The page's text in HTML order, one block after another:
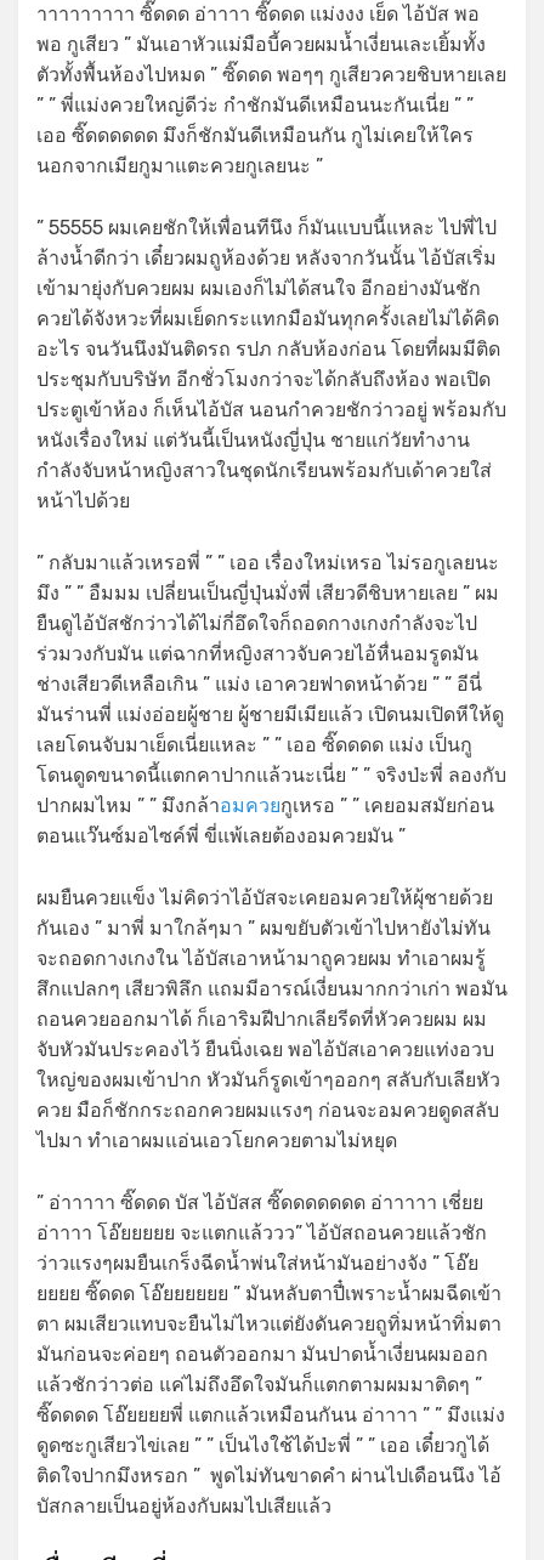
าาาาาาาาา ซิ๊ดดด อ่าาาา ซิ๊ดดด แม่งงง เย็ด ไอ้บัส พอ
พอ กูเสียว ” มันเอาหัวแม่มือบี้ควยผมน้ำเงี่ยนเละเยิ้มทั้ง
ตัวทั้งพื้นห้องไปหมด ” ซิ๊ดดด พอๆๆ กูเสียวควยชิบหายเลย
” ” พี่แม่งควยใหญ่ดีว่ะ กำชักมันดีเหมือนนะกันเนี่ย ” ”
เออ ซิ๊ดดดดดด มึงก็ชักมันดีเหมือนกัน กูไม่เคยให้ใคร
นอกจากเมียกูมาแตะควยกูเลยนะ ”
” 55555 ผมเคยชักให้เพื่อนทีนึง ก็มันแบบนี้แหละ ไปพี่ไป
ล้างน้ำดีกว่า เดี๋ยวผมถูห้องด้วย หลังจากวันนั้น ไอ้บัสเริ่ม
เข้ามายุ่งกับควยผม ผมเองก็ไม่ได้สนใจ อีกอย่างมันชัก
ควยได้จังหวะที่ผมเย็ดกระแทกมือมันทุกครั้งเลยไม่ได้คิด
อะไร จนวันนึงมันติดรถ รปภ กลับห้องก่อน โดยที่ผมมีติด
ประชุมกับบริษัท อีกชั่วโมงกว่าจะได้กลับถึงห้อง พอเปิด
ประตูเข้าห้อง ก็เห็นไอ้บัส นอนกำควยชักว่าวอยู่ พร้อมกับ
หนังเรื่องใหม่ แต่วันนี้เป็นหนังญี่ปุ่น ชายแก่วัยทำงาน
กำลังจับหน้าหญิงสาวในชุดนักเรียนพร้อมกับเด้าควยใส่
หน้าไปด้วย
” กลับมาแล้วเหรอพี่ ” ” เออ เรื่องใหม่เหรอ ไม่รอกูเลยนะ
มึง ” ” อืมมม เปลี่ยนเป็นญี่ปุ่นมั่งพี่ เสียวดีชิบหายเลย ” ผม
ยืนดูไอ้บัสชักว่าวได้ไม่กี่อึดใจก็ถอดกางเกงกำลังจะไป
ร่วมวงกับมัน แต่ฉากที่หญิงสาวจับควยไอ้หื่นอมรูดมัน
ช่างเสียวดีเหลือเกิน ” แม่ง เอาควยฟาดหน้าด้วย ” ” อีนี่
มันร่านพี่ แม่งอ่อยผู้ชาย ผู้ชายมีเมียแล้ว เปิดนมเปิดหีให้ดู
เลยโดนจับมาเย็ดเนี่ยแหละ ” ” เออ ซิ๊ดดดด แม่ง เป็นกู
โดนดูดขนาดนี้แตกคาปากแล้วนะเนี่ย ” ” จริงป่ะพี่ ลองกับ
ปากผมไหม ” ” มึงกล้าอมควยกูเหรอ ” ” เคยอมสมัยก่อน
ตอนแว๊นซ์มอไซค์พี่ ขี่แพ้เลยต้องอมควยมัน ”
ผมยืนควยแข็ง ไม่คิดว่าไอ้บัสจะเคยอมควยให้ผุ้ชายด้วย
กันเอง ” มาพี่ มาใกล้ๆมา ” ผมขยับตัวเข้าไปหายังไม่ทัน
จะถอดกางเกงใน ไอ้บัสเอาหน้ามาถูควยผม ทำเอาผมรู้
สึกแปลกๆ เสียวพิลึก แถมมีอารณ์เงี่ยนมากกว่าเก่า พอมัน
ถอนควยออกมาได้ ก็เอาริมฝีปากเลียรีดที่หัวควยผม ผม
จับหัวมันประคองไว้ ยืนนิ่งเฉย พอไอ้บัสเอาควยแท่งอวบ
ใหญ่ของผมเข้าปาก หัวมันก็รูดเข้าๆออกๆ สลับกับเลียหัว
ควย มือก็ชักกระถอกควยผมแรงๆ ก่อนจะอมควยดูดสลับ
ไปมา ทำเอาผมแอ่นเอวโยกควยตามไม่หยุด
” อ่าาาาา ซิ๊ดดด บัส ไอ้บัสส ซิ๊ดดดดดดด อ่าาาาา เชี่ยย
อ่าาาา โอ๊ยยยยย จะแตกแล้ววว” ไอ้บัสถอนควยแล้วชัก
ว่าวแรงๆผมยืนเกร็งฉีดน้ำพ่นใส่หน้ามันอย่างจัง ” โอ๊ย
ยยยย ซิ๊ดดด โอ๊ยยยยยย ” มันหลับตาปี๋เพราะน้ำผมฉีดเข้า
ตา ผมเสียวแทบจะยืนไม่ไหวแต่ยังดันควยถูทิ่มหน้าทิ่มตา
มันก่อนจะค่อยๆ ถอนตัวออกมา มันปาดน้ำเงี่ยนผมออก
แล้วชักว่าวต่อ แค่ไม่ถึงอึดใจมันก็แตกตามผมมาติดๆ ”
ซิ๊ดดดด โอ๊ยยยยพี่ แตกแล้วเหมือนกันน อ่าาาา ” ” มึงแม่ง
ดูดซะกูเสียวไข่เลย ” ” เป็นไงใช้ได้ป่ะพี่ ” ” เออ เดี๋ยวกูได้
ติดใจปากมึงหรอก ” พูดไม่ทันขาดคำ ผ่านไปเดือนนึง ไอ้
บัสกลายเป็นอยู่ห้องกับผมไปเสียแล้ว